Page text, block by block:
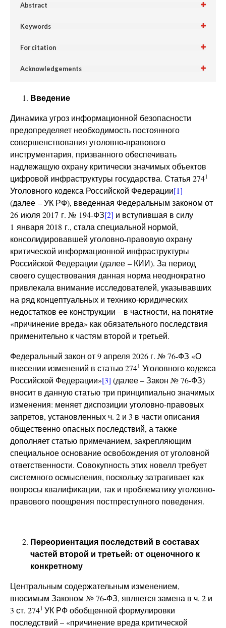
Abstract
Keywords
For citation
Acknowledgements
Введение
Динамика угроз информационной безопасности
предопределяет необходимость постоянного
совершенствования уголовно-правового
инструментария, призванного обеспечивать
надлежащую охрану критически значимых объектов
цифровой инфраструктуры государства. Статья 2741
Уголовного кодекса Российской Федерации[1]
(далее – УК РФ), введенная Федеральным законом от
26 июля 2017 г. № 194-ФЗ[2] и вступившая в силу
1 января 2018 г., стала специальной нормой,
консолидировавшей уголовно-правовую охрану
критической информационной инфраструктуры
Российской Федерации (далее – КИИ). За период
своего существования данная норма неоднократно
привлекала внимание исследователей, указывавших
на ряд концептуальных и технико-юридических
недостатков ее конструкции – в частности, на понятие
«причинение вреда» как обязательного последствия
применительно к частям второй и третьей.
Федеральный закон от 9 апреля 2026 г. № 76-ФЗ «О
внесении изменений в статью 2741 Уголовного кодекса
Российской Федерации»[3] (далее – Закон № 76-ФЗ)
вносит в данную статью три принципиально значимых
изменения: меняет диспозиции уголовно-правовых
запретов, установленных ч. 2 и 3 в части описания
общественно опасных последствий, а также
дополняет статью примечанием, закрепляющим
специальное основание освобождения от уголовной
ответственности. Совокупность этих новелл требует
системного осмысления, поскольку затрагивает как
вопросы квалификации, так и проблематику уголовно-
правового поощрения постпреступного поведения.
Переориентация последствий в составах
частей второй и третьей: от оценочного к
конкретному
Центральным содержательным изменением,
вносимым Законом № 76-ФЗ, является замена в ч. 2 и
3 ст. 2741 УК РФ обобщенной формулировки
последствий – «причинение вреда критической